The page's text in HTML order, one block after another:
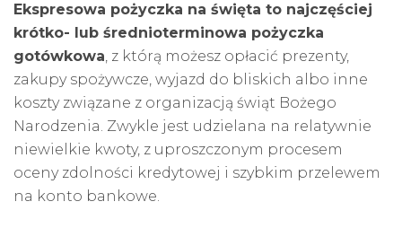
Ekspresowa pożyczka na święta to najczęściej
krótko- lub średnioterminowa pożyczka
gotówkowa, z którą możesz opłacić prezenty,
zakupy spożywcze, wyjazd do bliskich albo inne
koszty związane z organizacją świąt Bożego
Narodzenia. Zwykle jest udzielana na relatywnie
niewielkie kwoty, z uproszczonym procesem
oceny zdolności kredytowej i szybkim przelewem
na konto bankowe.